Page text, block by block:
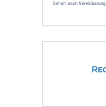
Gehalt: nach Vereinbarung